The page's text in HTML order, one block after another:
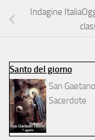
Indagine
Santo del giorno
San
Sacerdote